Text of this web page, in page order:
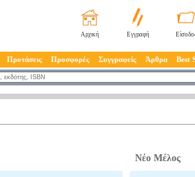
Αρχική Εγγραφή
Προτάσεις Προσφορές Συγγραφείς Άρθρα Best
Νέο Μέλος